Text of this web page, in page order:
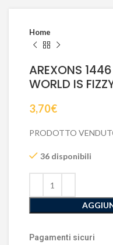
Home
AREXONS
WORLD IS
3,70€
PRODOTTO
36 disponibili
Pagamenti sicuri